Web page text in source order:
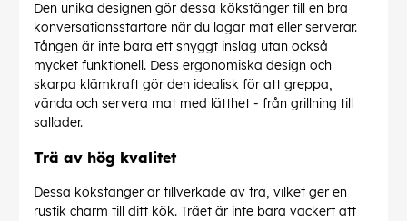
Den unika designen gör dessa kökstänger till en bra
konversationsstartare när du lagar mat eller serverar.
Tången är inte bara ett snyggt inslag utan också
mycket funktionell. Dess ergonomiska design och
skarpa klämkraft gör den idealisk för att greppa,
vända och servera mat med lätthet - från grillning till
sallader.
Trä av hög kvalitet
Dessa kökstänger är tillverkade av trä, vilket ger en
rustik charm till ditt kök. Träet är inte bara vackert att